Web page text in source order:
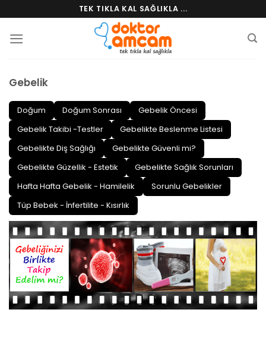
content
TEK TIKLA KAL SAĞLIKLA ...
Gebelik
Doğum Doğum Sonrası
Gebelik Öncesi
Gebelik Takibi -Testler
Gebelikte Beslenme Listesi
Gebelikte Diş Sağlığı
Gebelikte Güvenli mi?
Gebelikte Güzellik - Estetik
Gebelikte Sağlık Sorunları
Hafta Hafta Gebelik - Hamilelik
Sorunlu Gebelikler
Tüp Bebek - İnfertilite - Kısırlık